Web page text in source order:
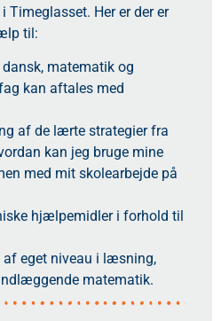
Timeglasset. Her er der er
til:
matematik og
kan aftales med
af de lærte strategier fra
kan jeg bruge mine
med mit skolearbejde på
hjælpemidler i forhold til
eget niveau i læsning,
matematik.